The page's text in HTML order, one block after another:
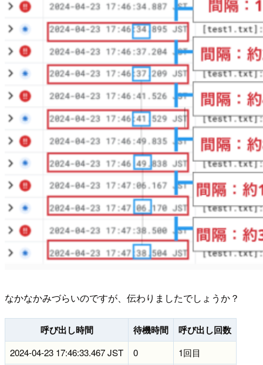
なかなかみづらいのですが、伝わりましたでしょうか？
呼び出し時間 待機時間 呼び出し回数
2024-04-23 17:46:33.467 JST 0
1回目